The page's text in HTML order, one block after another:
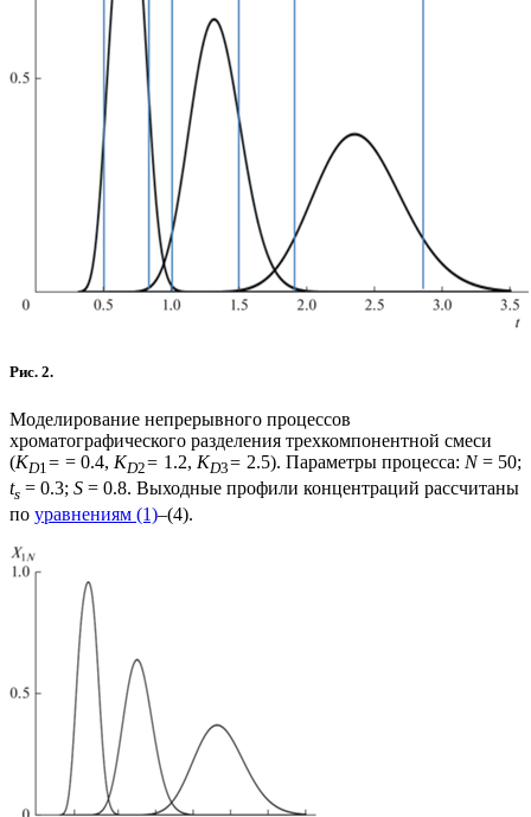
Рис. 2.
Моделирование непрерывного процессов
хроматографического разделения трехкомпонентной смеси
(KD1 = = 0.4, KD2= 1.2, KD3= 2.5). Параметры процесса: N= 50;
ts = 0.3; S = 0.8. Выходные профили концентраций рассчитаны
по уравнениям (1)–(4).